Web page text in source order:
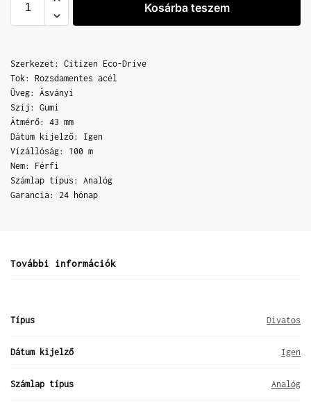
Kosárba teszem
Szerkezet: Citizen Eco-Drive
Tok: Rozsdamentes acél
Üveg: Ásványi
Szíj: Gumi
Átmérő: 43 mm
Dátum kijelző: Igen
Vízállóság: 100 m
Nem: Férfi
Számlap típus: Analóg
Garancia: 24 hónap
További információk
Típus Divatos
Dátum kijelző Igen
Számlap típus Analóg